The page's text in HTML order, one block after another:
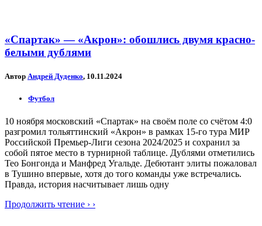
«Спартак» — «Акрон»: обошлись двумя красно-
белыми дублями
Автор Андрей Дуденко, 10.11.2024
Футбол
10 ноября московский «Спартак» на своём поле со счётом 4:0
разгромил тольяттинский «Акрон» в рамках 15-го тура МИР
Российской Премьер-Лиги сезона 2024/2025 и сохранил за
собой пятое место в турнирной таблице. Дублями отметились
Тео Бонгонда и Манфред Угальде. Дебютант элиты пожаловал
в Тушино впервые, хотя до того команды уже встречались.
Правда, история насчитывает лишь одну
Продолжить чтение › ›